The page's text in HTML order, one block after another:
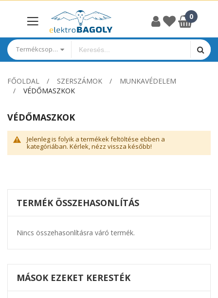
Termékcsoportok
FŐOLDAL SZERSZÁMOK
MUNKAVÉDELEM
VÉDŐMASZKOK
VÉDŐMASZKOK
Jelenleg is folyik a termékek feltöltése ebben a
kategóriában. Kérlek, nézz vissza később!
TERMÉK ÖSSZEHASONLÍTÁS
Nincs összehasonlításra váró termék.
MÁSOK EZEKET KERESTÉK